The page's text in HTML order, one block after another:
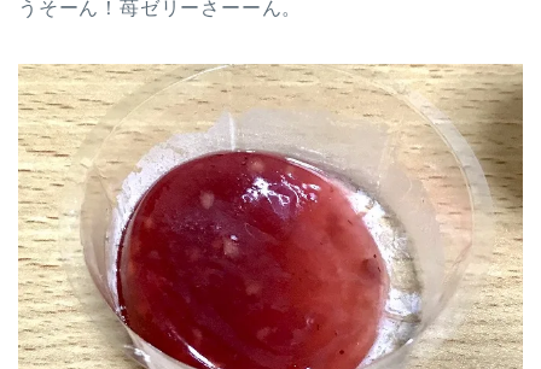
うそーん！苺ゼリーさーーん。